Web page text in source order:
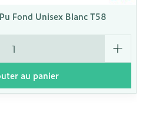
Fond Unisex Blanc T58
au panier